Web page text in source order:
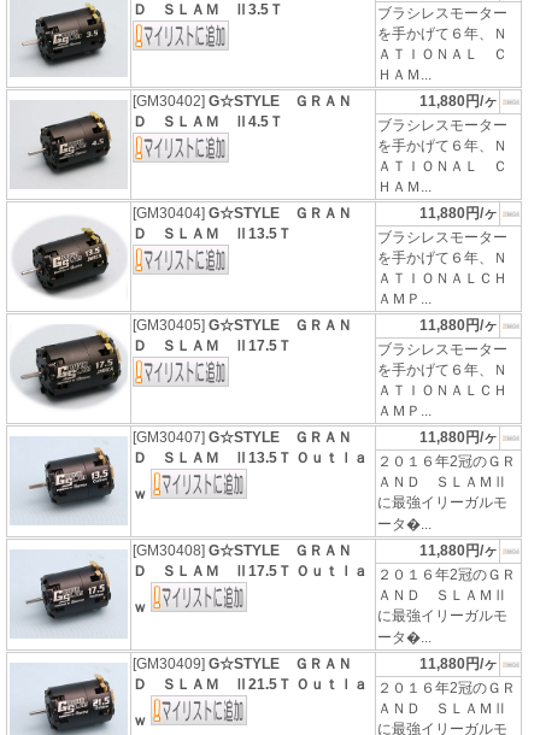
Ｄ ＳＬＡＭ Ⅱ3.5Ｔ
ブラシレスモーター
を手かげて６年、Ｎ
ＡＴＩＯＮＡＬ Ｃ
ＨＡＭ...
[GM30402]G☆STYLE ＧＲＡＮ
Ｄ ＳＬＡＭ Ⅱ4.5Ｔ
11,880円/ヶ
ブラシレスモーター
を手かげて６年、Ｎ
ＡＴＩＯＮＡＬ Ｃ
ＨＡＭ...
[GM30404]G☆STYLE ＧＲＡＮ
Ｄ ＳＬＡＭ Ⅱ13.5Ｔ
11,880円/ヶ
ブラシレスモーター
を手かげて６年、Ｎ
ＡＴＩＯＮＡＬＣＨ
ＡＭＰ...
[GM30405]G☆STYLE ＧＲＡＮ
Ｄ ＳＬＡＭ Ⅱ17.5Ｔ
11,880円/ヶ
ブラシレスモーター
を手かげて６年、Ｎ
ＡＴＩＯＮＡＬＣＨ
ＡＭＰ...
[GM30407]G☆STYLE ＧＲＡＮ
Ｄ ＳＬＡＭ Ⅱ13.5Ｔ Ｏｕｔｌａ
ｗ
11,880円/ヶ
２０１６年2冠のＧＲ
ＡＮＤ ＳＬＡＭⅡ
に最強イリーガルモ
ータ�...
[GM30408]G☆STYLE ＧＲＡＮ
Ｄ ＳＬＡＭ Ⅱ17.5Ｔ Ｏｕｔｌａ
ｗ
11,880円/ヶ
２０１６年2冠のＧＲ
ＡＮＤ ＳＬＡＭⅡ
に最強イリーガルモ
ータ�...
[GM30409]G☆STYLE ＧＲＡＮ
Ｄ ＳＬＡＭ Ⅱ21.5Ｔ Ｏｕｔｌａ
ｗ
11,880円/ヶ
２０１６年2冠のＧＲ
ＡＮＤ ＳＬＡＭⅡ
に最強イリーガルモ